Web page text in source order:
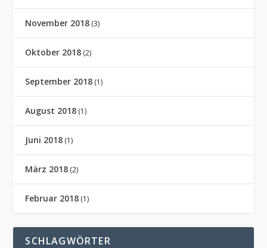
November 2018 (3)
Oktober 2018 (2)
September 2018 (1)
August 2018 (1)
Juni 2018 (1)
März 2018 (2)
Februar 2018 (1)
SCHLAGWÖRTER